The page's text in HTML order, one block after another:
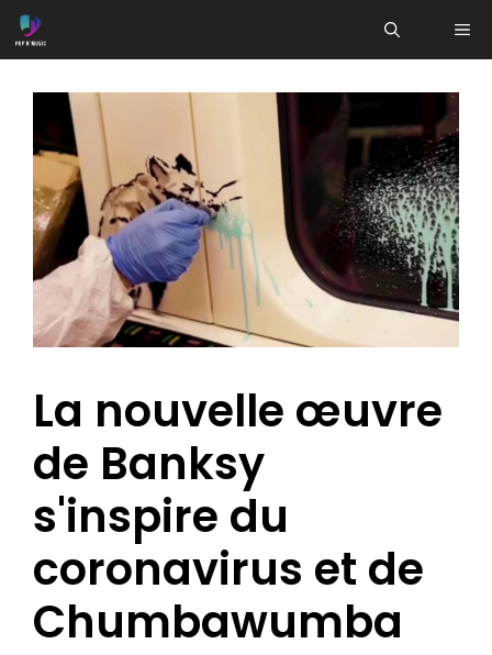
Aller
au
La nouvelle œuvre
de Banksy
s'inspire du
coronavirus et de
Chumbawumba